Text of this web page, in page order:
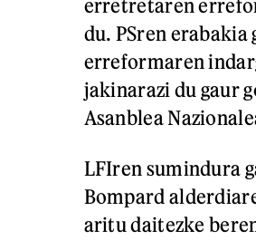
erretretaren
du. PSren
erreformaren
jakinarazi du gaur
Asanblea
LFIren sumindura
Bompard
aritu daitezke